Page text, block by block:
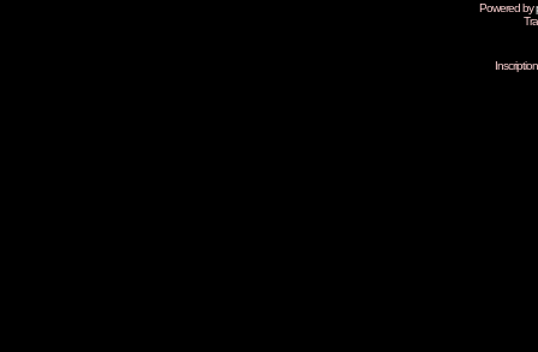
Powered by